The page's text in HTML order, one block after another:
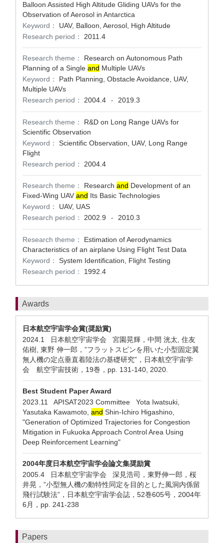
Balloon Assisted High Altitude Gliding UAVs for the
Observation of Aerosol in Antarctica
Keyword：
UAV, Balloon, Aerosol, High Altitude
Research period：
2011.4
Research theme：
Research on Autonomous Path
Planning of a Single and Multiple UAVs
Keyword：
Path Planning, Obstacle Avoidance, UAV,
Multiple UAVs
Research period：
2004.4 - 2019.3
Research theme：
R&D on Long Range UAVs for
Scientific Observation
Keyword：
Scientific Observation, UAV, Long Range
Flight
Research period：
2004.4
Research theme： Research and Development of an
Fixed-Wing UAV and Its Basic Technologies
Keyword：
UAV, UAS
Research period：
2002.9 - 2010.3
Research theme：
Estimation of Aerodynamics
Characteristics of an airplane Using Flight Test Data
Keyword：
System Identification, Flight Testing
Research period：
1992.4
Awards
日本航空宇宙学会賞(奨励賞)
2024.1 日本航空宇宙学会 宮園晃輝，中間 洸太, 住友
佑樹, 東野 伸一郎，”フラットスピンを用いた小型固定翼
無人機の定点垂直着陸法の基礎研究”，日本航空宇宙学
会 航空宇宙技術，19巻，pp. 131-140, 2020.
Best Student Paper Award
2023.11 APISAT2023 Committee Yota Iwatsuki,
Yasutaka Kawamoto, and Shin-Ichiro Higashino,
"Generation of Optimized Trajectories for Congestion
Mitigation in Fukuoka Approach Control Area Using
Deep Reinforcement Learning"
2004年度日本航空宇宙学会論文集奨励賞
2005.4 日本航空宇宙学会 深見浩司，東野伸一郎，桜
井晃，”小型無人機の動特性同定を目的とした風洞内係留
飛行試験法”，日本航空宇宙学会誌，52巻605号，2004年
6月，pp. 241-238
Papers